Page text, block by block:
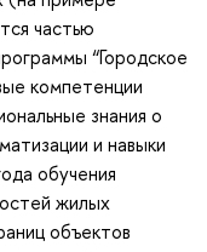
частью
“Городское
компетенции
знания о
и навыки
обучения
жилых
объектов